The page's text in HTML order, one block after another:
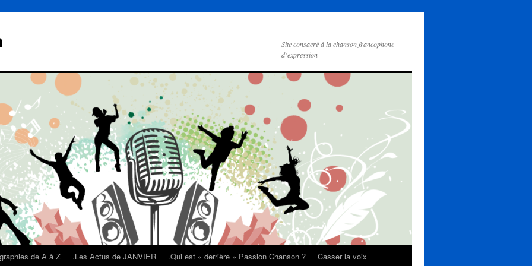
Site consacré à la chanson francophone
d’expression
de A à Z .Les Actus de JANVIER .Qui est « derrière » Passion Chanson ?
Casser la voix